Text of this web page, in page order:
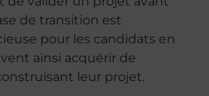
de transition est
pour les candidats en
ainsi acquérir de
leur projet.